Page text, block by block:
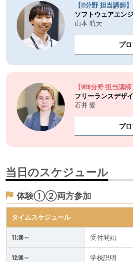
【IT分野 担当講師】
ソフトウェアエン
山本 航大
プ
【WEB分野 担当講師
フリーランスデザ
石井 愛
プ
当日のスケジュール
体験①②両方参加
タイムスケジュール
11:30～ 受付開始
12:00～ 学校説明